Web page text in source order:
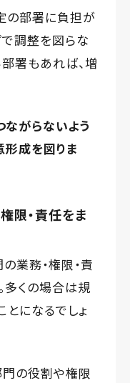
の部署に負担が
で調整を図らな
署もあれば、増
がらないよう
形成を図りま
限・責任をま
業務・権限・責
多くの場合は規
とになるでしょ
門の役割や権限